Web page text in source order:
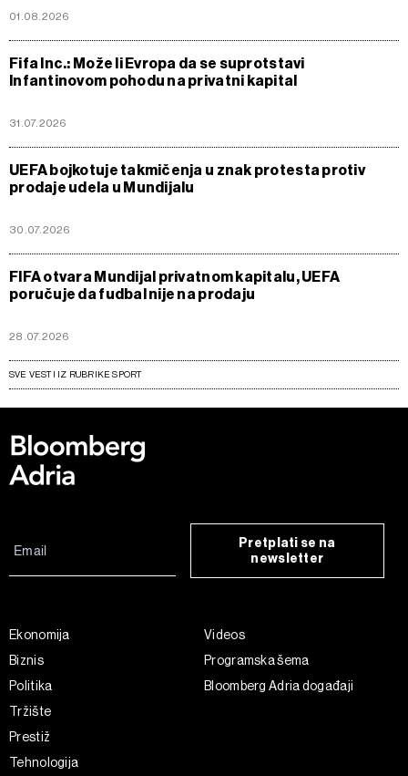
01.08.2026
Fifa Inc.: Može li Evropa da se suprotstavi
Infantinovom pohodu na privatni kapital
31.07.2026
UEFA bojkotuje takmičenja u znak protesta protiv
prodaje udela u Mundijalu
30.07.2026
FIFA otvara Mundijal privatnom kapitalu, UEFA
poručuje da fudbal nije na prodaju
28.07.2026
SVE VESTI IZ RUBRIKE SPORT
Pretplati se na
newsletter
Ekonomija
Biznis
Politika
Tržište
Prestiž
Tehnologija
Videos
Programska šema
Bloomberg Adria događaji